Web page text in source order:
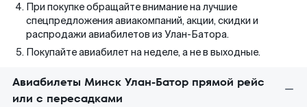
При покупке обращайте внимание на лучшие
спецпредложения авиакомпаний, акции, скидки и
распродажи авиабилетов из Улан-Батора.
Покупайте авиабилет на неделе, а не в выходные.
Авиабилеты Минск Улан-Батор прямой рейс
или с пересадками